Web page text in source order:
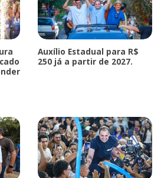
Auxílio Estadual para R$
250 já a partir de 2027.